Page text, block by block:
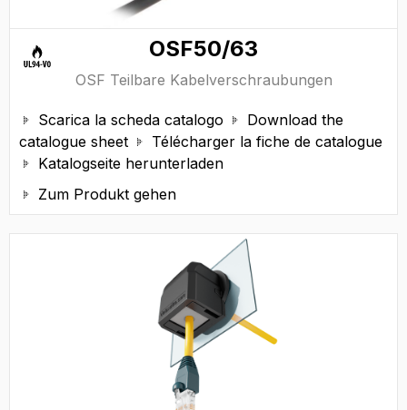
OSF50/63
OSF Teilbare Kabelverschraubungen
 Scarica la scheda catalogo 
Download the
catalogue sheet
 Télécharger la fiche de catalogue
 Katalogseite herunterladen
 Zum Produkt gehen